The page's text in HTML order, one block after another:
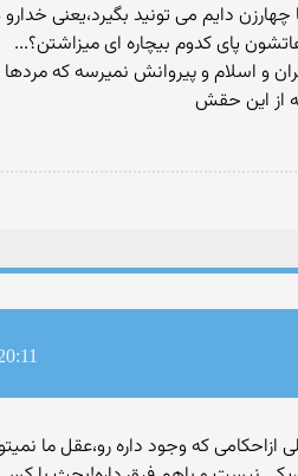
پای كدوم بیچاره ای میزاشتن؟...
و اسلام و پیروانش نمیرسه كه
از این حقش
که وجود داره رو،عقل ما